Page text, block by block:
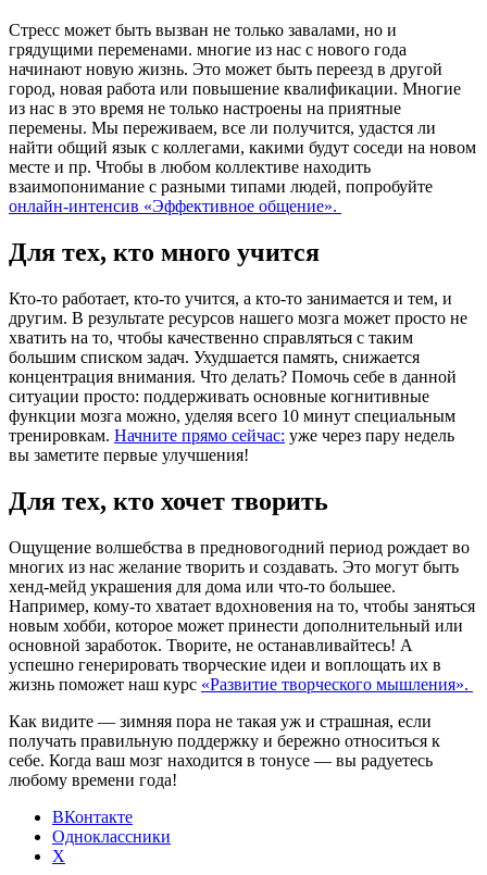
Стресс может быть вызван не только завалами, но и
грядущими переменами. многие из нас с нового года
начинают новую жизнь. Это может быть переезд в другой
город, новая работа или повышение квалификации. Многие
из нас в это время не только настроены на приятные
перемены. Мы переживаем, все ли получится, удастся ли
найти общий язык с коллегами, какими будут соседи на новом
месте и пр. Чтобы в любом коллективе находить
взаимопонимание с разными типами людей, попробуйте
онлайн-интенсив «Эффективное общение».
Для тех, кто много учится
Кто-то работает, кто-то учится, а кто-то занимается и тем, и
другим. В результате ресурсов нашего мозга может просто не
хватить на то, чтобы качественно справляться с таким
большим списком задач. Ухудшается память, снижается
концентрация внимания. Что делать? Помочь себе в данной
ситуации просто: поддерживать основные когнитивные
функции мозга можно, уделяя всего 10 минут специальным
тренировкам. Начните прямо сейчас: уже через пару недель
вы заметите первые улучшения!
Для тех, кто хочет творить
Ощущение волшебства в предновогодний период рождает во
многих из нас желание творить и создавать. Это могут быть
хенд-мейд украшения для дома или что-то большее.
Например, кому-то хватает вдохновения на то, чтобы заняться
новым хобби, которое может принести дополнительный или
основной заработок. Творите, не останавливайтесь! А
успешно генерировать творческие идеи и воплощать их в
жизнь поможет наш курс «Развитие творческого мышления».
Как видите — зимняя пора не такая уж и страшная, если
получать правильную поддержку и бережно относиться к
себе. Когда ваш мозг находится в тонусе — вы радуетесь
любому времени года!
ВКонтакте
Одноклассники
X